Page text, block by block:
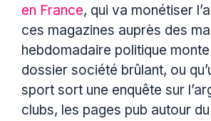
en France, qui va monétiser
ces magazines auprès des
hebdomadaire politique
dossier société brûlant, ou
sport sort une enquête sur
clubs, les pages pub autour